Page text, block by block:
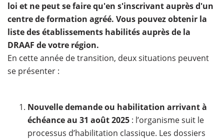
loi et ne peut se faire qu'en s'inscrivant auprès d'un
centre de formation agréé. Vous pouvez obtenir la
liste des établissements habilités auprès de la
DRAAF de votre région.
En cette année de transition, deux situations peuvent
se présenter :
Nouvelle demande ou habilitation arrivant à
échéance au 31 août 2025 : l’organisme suit le
processus d’habilitation classique. Les dossiers